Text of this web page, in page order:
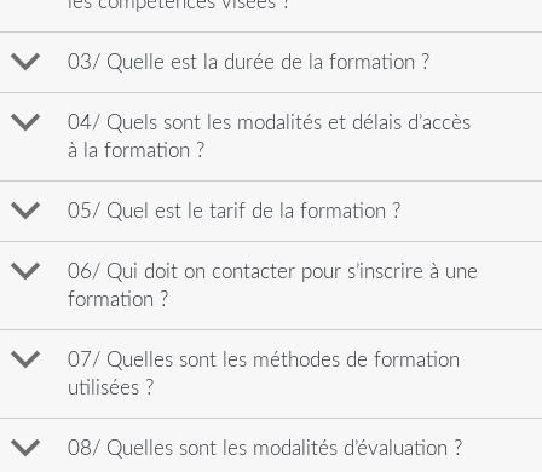
b 03/ Quelle est la durée de la formation ?
b
04/ Quels sont les modalités et délais d’accès
à la formation ?
b 05/ Quel est le tarif de la formation ?
b
06/ Qui doit on contacter pour s’inscrire à une
formation ?
b
07/ Quelles sont les méthodes de formation
utilisées ?
b 08/ Quelles sont les modalités d’évaluation ?